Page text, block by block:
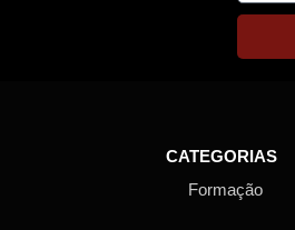
CATEGORIAS
Formação